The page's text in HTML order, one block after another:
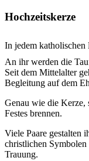
Hochzeitskerze
In jedem katholi­schen
An ihr werden die
Seit dem Mittelalter
Begleitung auf dem
Genau wie die Kerze,
Festes brennen.
Viele Paare gestalten
christlichen
Trauung.